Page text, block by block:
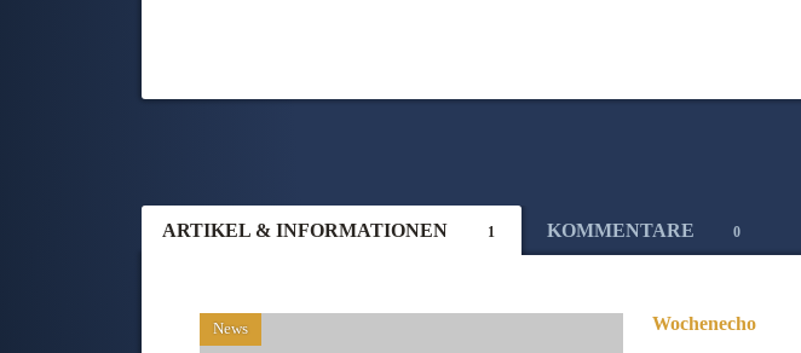
ARTIKEL & INFORMATIONEN 1 KOMMENTARE 0
News Wochenecho